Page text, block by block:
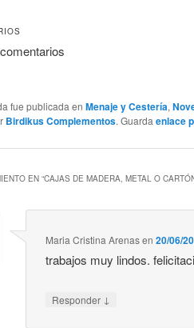
fue publicada en Menaje y Cestería,
Birdikus Complementos. Guarda enlace
EN “CAJAS DE MADERA, METAL O
Maria Cristina Arenasen20/06/
trabajos muy lindos.
Responder ↓